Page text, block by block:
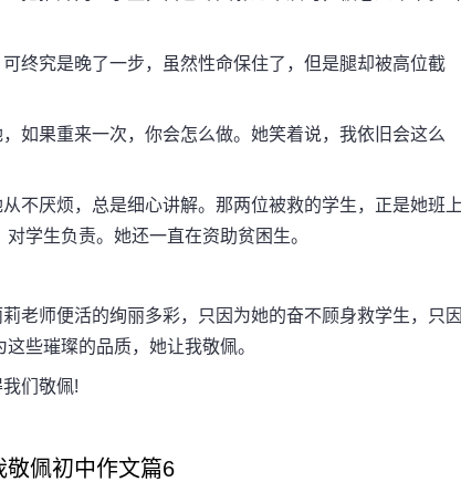
究是晚了一步，虽然性命保住了，但是腿却被高位截
果重来一次，你会怎么做。她笑着说，我依旧会这么
厌烦，总是细心讲解。那两位被救的学生，正是她班
学生负责。她还一直在资助贫困生。
师便活的绚丽多彩，只因为她的奋不顾身救学生，只
些璀璨的品质，她让我敬佩。
们敬佩!
敬佩初中作文篇6